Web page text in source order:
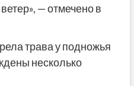
— отмечено в
трава у подножья
несколько